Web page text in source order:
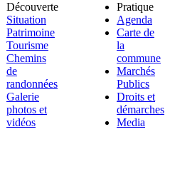
Découverte
Situation
Patrimoine
Tourisme
Chemins
de
randonnées
Galerie
photos et
vidéos
Pratique
Agenda
Carte de
la
commune
Marchés
Publics
Droits et
démarches
Media